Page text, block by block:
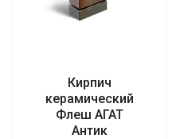
Кирпич
керамический
Флеш АГАТ
Антик